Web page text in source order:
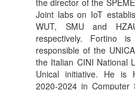
Joint labs on IoT
WUT, SMU and
respectively. Fortino
responsible of the
the Italian CINI National
Unical initiative. He is
2020-2024 in Computer